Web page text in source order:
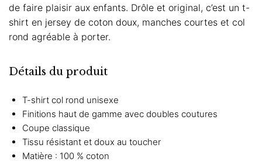
de faire plaisir aux enfants. Drôle et original, c’est un t-
shirt en jersey de coton doux, manches courtes et col
rond agréable à porter.
Détails du produit
T-shirt col rond unisexe
Finitions haut de gamme avec doubles coutures
Coupe classique
Tissu résistant et doux au toucher
Matière : 100 % coton